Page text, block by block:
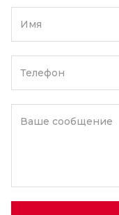
Имя
Телефон
Ваше сообщение